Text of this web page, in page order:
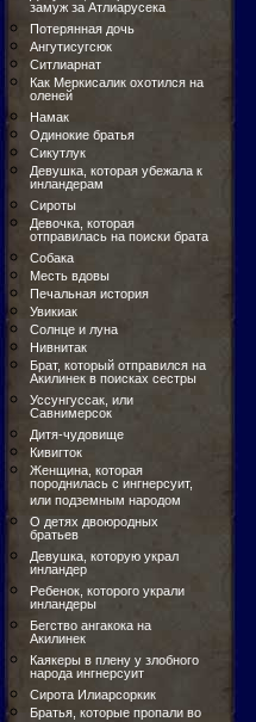
замуж за Атлиарусека
Потерянная дочь
Ангутисугсюк
Ситлиарнат
Как Меркисалик охотился на
оленей
Намак
Одинокие братья
Сикутлук
Девушка, которая убежала к
инландерам
Сироты
Девочка, которая
отправилась на поиски брата
Собака
Месть вдовы
Печальная история
Увикиак
Солнце и луна
Нивнитак
Брат, который отправился на
Акилинек в поисках сестры
Уссунгуссак, или
Савнимерсок
Дитя-чудовище
Кивигток
Женщина, которая
породнилась с ингнерсуит,
или подземным народом
О детях двоюродных
братьев
Девушка, которую украл
инландер
Ребенок, которого украли
инландеры
Бегство ангакока на
Акилинек
Каякеры в плену у злобного
народа ингнерсуит
Сирота Илиарсоркик
Братья, которые пропали во